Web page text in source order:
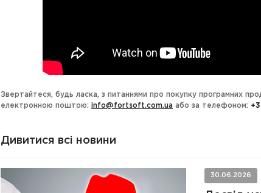
Звертайтеся, будь ласка, з питаннями про покупку програмних
електронною поштою: info@fortsoft.com.ua або за телефоном:
Дивитися всі новини
30.06.2026